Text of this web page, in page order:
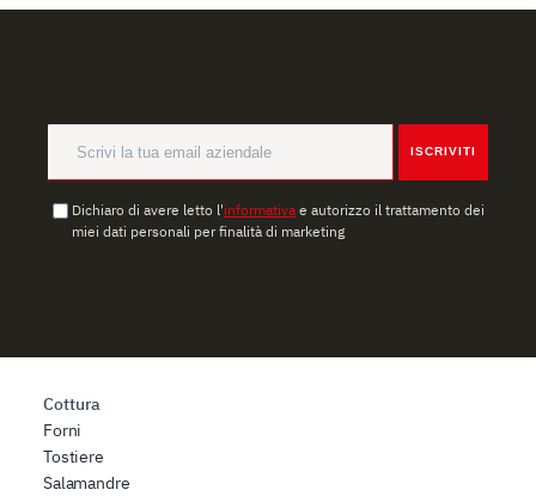
ISCRIVITI
Dichiaro di avere letto l'informativa e autorizzo il trattamento dei
miei dati personali per finalità di marketing
Cottura
Forni
Tostiere
Salamandre